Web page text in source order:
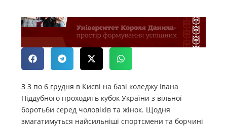
З 3 по 6 грудня в Києві на базі коледжу Івана
Піддубного проходить кубок України з вільної
боротьби серед чоловіків та жінок. Щодня
змагатимуться найсильніші спортсмени та борчині